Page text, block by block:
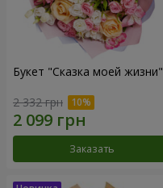
Букет "Сказка моей жизни"
2 332 грн
Заказать